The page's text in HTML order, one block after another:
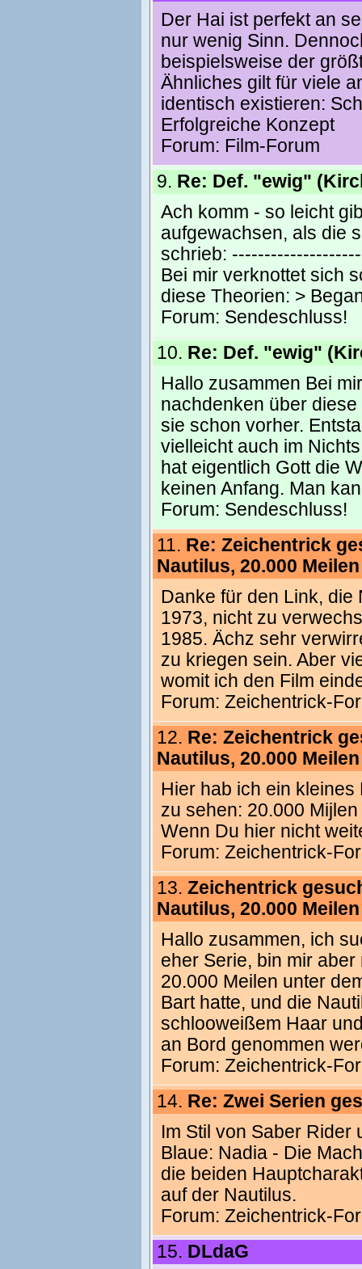
Der Hai ist perfekt an
nur wenig Sinn.
beispielsweise der
Ähnliches gilt für viele
identisch existieren:
Erfolgreiche Konzept
Forum: Film-Forum
9. Re: Def. "ewig"
Ach komm - so leicht
aufgewachsen, als die
schrieb:
Bei mir verknottet sich
diese Theorien: >
Forum: Sendeschluss!
10. Re: Def. "ewig"
Hallo zusammen Bei
nachdenken über
sie schon vorher.
vielleicht auch im
hat eigentlich Gott die
keinen Anfang. Man kan
Forum: Sendeschluss!
11. Re: Zeichentrick
Nautilus, 20.000
Danke für den Link, die
1973, nicht zu
1985. Ächz sehr
zu kriegen sein. Aber
womit ich den Film
Forum: Zeichentrick-
12. Re: Zeichentrick
Nautilus, 20.000
Hier hab ich ein
zu sehen: 20.000
Wenn Du hier nicht
Forum: Zeichentrick-
13. Zeichentrick
Nautilus, 20.000
Hallo zusammen, ich
eher Serie, bin mir
20.000 Meilen unter
Bart hatte, und die
schlooweißem Haar
an Bord genommen
Forum: Zeichentrick-
14. Re: Zwei Serien
Im Stil von Saber
Blaue: Nadia - Die
die beiden
auf der Nautilus.
Forum: Zeichentrick-
15. DLdaG